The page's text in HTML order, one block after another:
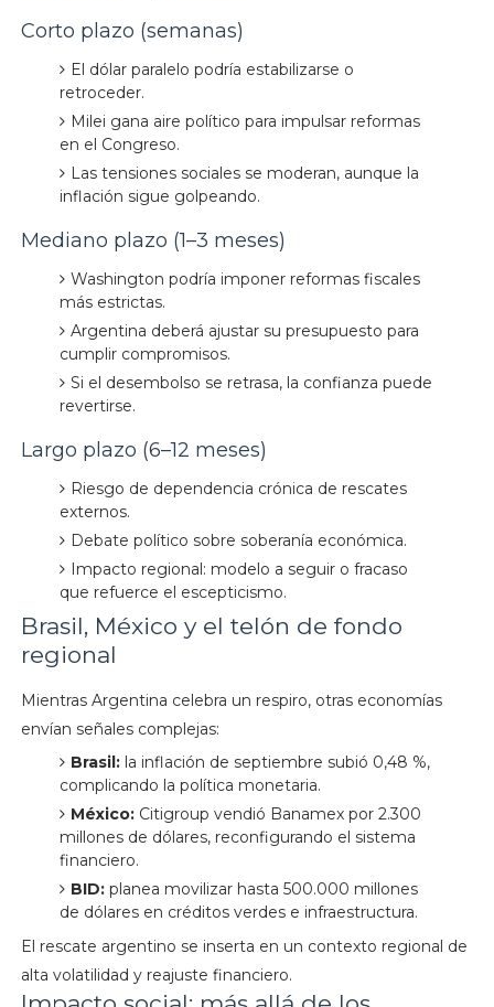
Corto plazo (semanas)
El dólar paralelo podría estabilizarse o
retroceder.
Milei gana aire político para impulsar reformas
en el Congreso.
Las tensiones sociales se moderan, aunque la
inflación sigue golpeando.
Mediano plazo (1–3 meses)
Washington podría imponer reformas fiscales
más estrictas.
Argentina deberá ajustar su presupuesto para
cumplir compromisos.
Si el desembolso se retrasa, la confianza puede
revertirse.
Largo plazo (6–12 meses)
Riesgo de dependencia crónica de rescates
externos.
Debate político sobre soberanía económica.
Impacto regional: modelo a seguir o fracaso
que refuerce el escepticismo.
Brasil, México y el telón de fondo
regional
Mientras Argentina celebra un respiro, otras economías
envían señales complejas:
Brasil:la inflación de septiembre subió 0,48 %,
complicando la política monetaria.
México:Citigroup vendió Banamex por 2.300
millones de dólares, reconfigurando el sistema
financiero.
BID:planea movilizar hasta 500.000 millones
de dólares en créditos verdes e infraestructura.
El rescate argentino se inserta en un contexto regional de
alta volatilidad y reajuste financiero.